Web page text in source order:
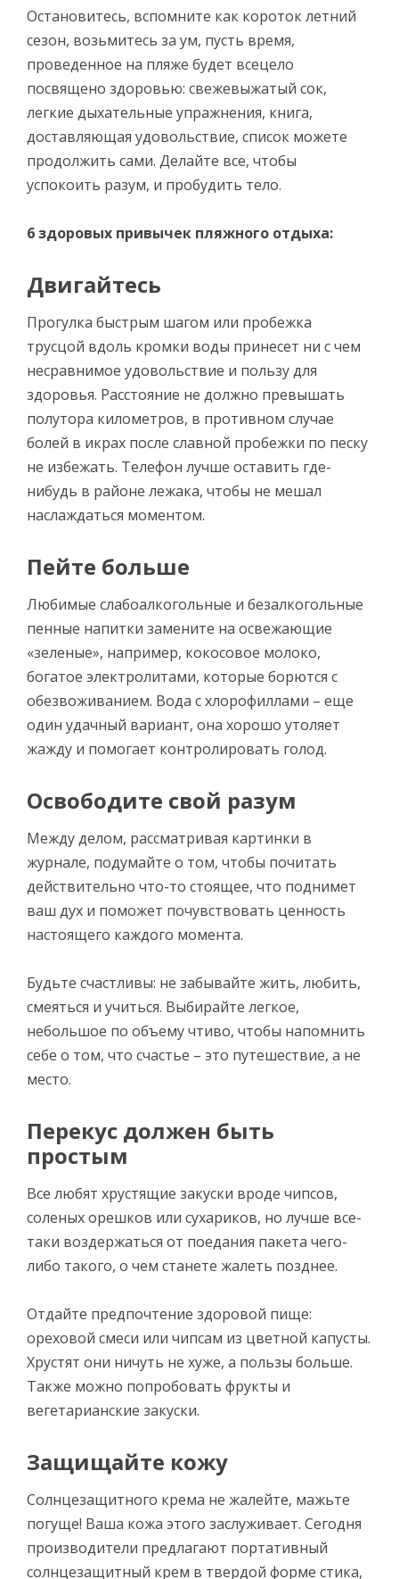
Остановитесь, вспомните как короток летний
сезон, возьмитесь за ум, пусть время,
проведенное на пляже будет всецело
посвящено здоровью: свежевыжатый сок,
легкие дыхательные упражнения, книга,
доставляющая удовольствие, список можете
продолжить сами. Делайте все, чтобы
успокоить разум, и пробудить тело.
6 здоровых привычек пляжного отдыха:
Двигайтесь
Прогулка быстрым шагом или пробежка
трусцой вдоль кромки воды принесет ни с чем
несравнимое удовольствие и пользу для
здоровья. Расстояние не должно превышать
полутора километров, в противном случае
болей в икрах после славной пробежки по песку
не избежать. Телефон лучше оставить где-
нибудь в районе лежака, чтобы не мешал
наслаждаться моментом.
Пейте больше
Любимые слабоалкогольные и безалкогольные
пенные напитки замените на освежающие
«зеленые», например, кокосовое молоко,
богатое электролитами, которые борются с
обезвоживанием. Вода с хлорофиллами – еще
один удачный вариант, она хорошо утоляет
жажду и помогает контролировать голод.
Освободите свой разум
Между делом, рассматривая картинки в
журнале, подумайте о том, чтобы почитать
действительно что-то стоящее, что поднимет
ваш дух и поможет почувствовать ценность
настоящего каждого момента.
Будьте счастливы: не забывайте жить, любить,
смеяться и учиться. Выбирайте легкое,
небольшое по объему чтиво, чтобы напомнить
себе о том, что счастье – это путешествие, а не
место.
Перекус должен быть
простым
Все любят хрустящие закуски вроде чипсов,
соленых орешков или сухариков, но лучше все-
таки воздержаться от поедания пакета чего-
либо такого, о чем станете жалеть позднее.
Отдайте предпочтение здоровой пище:
ореховой смеси или чипсам из цветной капусты.
Хрустят они ничуть не хуже, а пользы больше.
Также можно попробовать фрукты и
вегетарианские закуски.
Защищайте кожу
Солнцезащитного крема не жалейте, мажьте
погуще! Ваша кожа этого заслуживает. Сегодня
производители предлагают портативный
солнцезащитный крем в твердой форме стика,